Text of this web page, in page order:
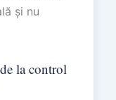
și nu
la control